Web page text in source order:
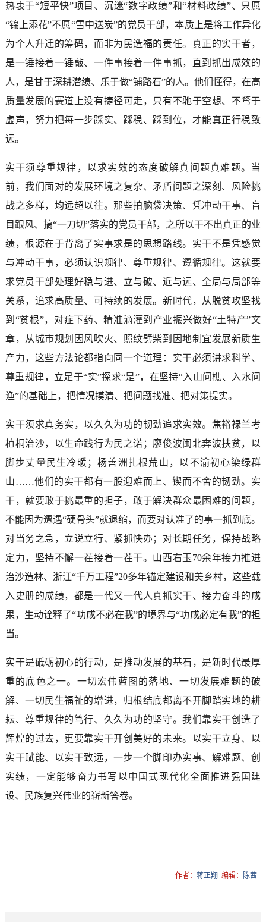
热衷于“短平快”项目、沉迷“数字政绩”和“材料政绩”、只愿
“锦上添花”不愿“雪中送炭”的党员干部，本质上是将工作异化
为个人升迁的筹码，而非为民造福的责任。真正的实干者，
是一锤接着一锤敲、一件事接着一件事抓，直到抓出成效的
人，是甘于深耕潜绩、乐于做“铺路石”的人。他们懂得，在高
质量发展的赛道上没有捷径可走，只有不驰于空想、不骛于
虚声，努力把每一步踩实、踩稳、踩到位，才能真正行稳致
远。
实干须尊重规律，以求实效的态度破解真问题真难题。当
前，我们面对的发展环境之复杂、矛盾问题之深刻、风险挑
战之多样，均远超以往。那些拍脑袋决策、凭冲动干事、盲
目跟风、搞“一刀切”落实的党员干部，之所以干不出真正的业
绩，根源在于背离了实事求是的思想路线。实干不是凭感觉
与冲动干事，必须认识规律、尊重规律、遵循规律。这就要
求党员干部处理好稳与进、立与破、近与远、全局与局部等
关系，追求高质量、可持续的发展。新时代，从脱贫攻坚找
到“贫根”，对症下药、精准滴灌到产业振兴做好“土特产”文
章，从城市规划因风吹火、照纹劈柴到因地制宜发展新质生
产力，这些方法论都指向同一个道理：实干必须讲求科学、
尊重规律，立足于“实”探求“是”，在坚持“入山问樵、入水问
渔”的基础上，把情况摸清、把问题找准、把对策提实。
实干须求真务实，以久久为功的韧劲追求实效。焦裕禄兰考
植桐治沙，以生命践行为民之诺；廖俊波闽北奔波扶贫，以
脚步丈量民生冷暖；杨善洲扎根荒山，以不渝初心染绿群
山……他们的实干都有一股迎难而上、锲而不舍的韧劲。实
干，就要敢于挑最重的担子，敢于解决群众最困难的问题，
不能因为遭遇“硬骨头”就退缩，而要对认准了的事一抓到底。
对当务之急，立说立行、紧抓快办；对长期任务，保持战略
定力，坚持不懈一茬接着一茬干。山西右玉70余年接力推进
治沙造林、浙江“千万工程”20多年锚定建设和美乡村，这些载
入史册的成绩，都是一代又一代人真抓实干、接力奋斗的成
果，生动诠释了“功成不必在我”的境界与“功成必定有我”的担
当。
实干是砥砺初心的行动，是推动发展的基石，是新时代最厚
重的底色之一。一切宏伟蓝图的落地、一切发展难题的破
解、一切民生福祉的增进，归根结底都离不开脚踏实地的耕
耘、尊重规律的笃行、久久为功的坚守。我们靠实干创造了
辉煌的过去，更要靠实干开创美好的未来。以实干立身、以
实干赋能、以实干致远，一步一个脚印办实事、解难题、创
实绩，一定能够奋力书写以中国式现代化全面推进强国建
设、民族复兴伟业的崭新答卷。
作者：蒋正翔编辑： 陈茜